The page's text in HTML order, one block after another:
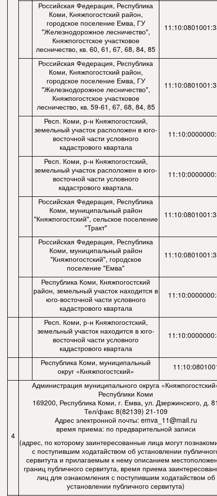
Российская Федерация, Республика
Коми, Княжпогостский район,
городское поселение Емва, ГУ
"Железнодорожное лесничество",
Княжпогостское участковое
лесничество, кв. 60, 61, 67, 68, 84, 85
Российская Федерация, Республика
Коми, Княжпогостский район,
городское поселение Емва, ГУ
"Железнодорожное лесничество",
Княжпогостское участковое
лесничество, кв. 59-61, 67, 68, 84, 85
Респ. Коми, р-н Княжпогостский,
земельный участок расположен в юго-
восточной части условного
кадастрового квартала
Респ. Коми, р-н Княжпогостский,
земельный участок расположен в юго-
восточной части условного
кадастрового квартала.
Российская Федерация, Республика
Коми, муниципальный район
"Княжпогостский", сельское поселение
"Тракт"
Российская Федерация, Республика
Коми, муниципальный район
"Княжпогостский", городское
поселение "Емва"
Республика Коми, Княжпогостский
район, земельный участок находится в
юго-восточной части условного
кадастрового квартала
Респ. Коми, р-н Княжпогостский,
земельный участок находится в юго-
восточной части условного
кадастрового квартала
Республика Коми, муниципальный
округ «Княжпогостский»
4
Администрация муниципального округа
Республики Коми
169200, Республика Коми, г. Емва, ул. Дзержинского, д.
Тел/факс 8(82139) 21-109
Адрес электронной почты: emva_11@mail.ru
время приема: по предварительной записи
(адрес, по которому заинтересованные лица могут
с поступившим ходатайством об установлении
сервитута и прилагаемым к нему описанием
границ публичного сервитута, время приема
лиц для ознакомления с поступившим ходатайством об
установлении публичного сервитута)